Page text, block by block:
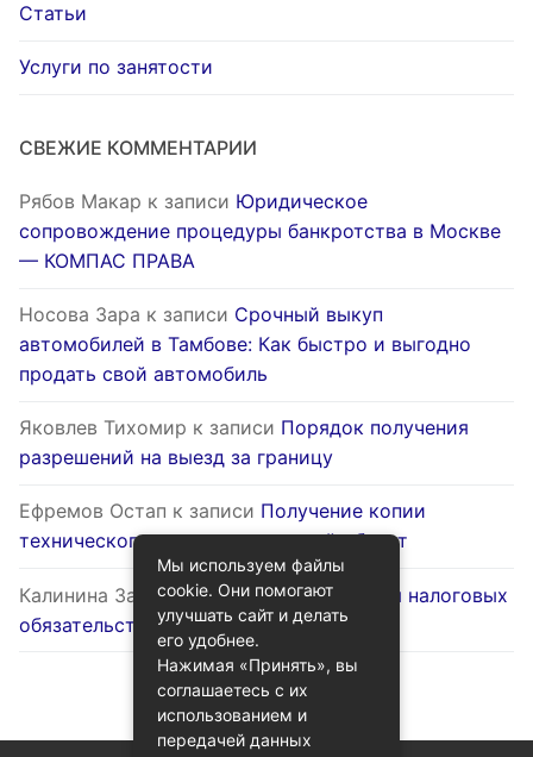
Статьи
Услуги по занятости
СВЕЖИЕ КОММЕНТАРИИ
Рябов Макар к записи Юридическое
сопровождение процедуры банкротства в Москве
— КОМПАС ПРАВА
Носова Зара к записи Срочный выкуп
автомобилей в Тамбове: Как быстро и выгодно
продать свой автомобиль
Яковлев Тихомир к записи Порядок получения
разрешений на выезд за границу
Ефремов Остап к записи Получение копии
технического паспорта на жилой объект
Калинина Залинак записиОптимизация налоговых
обязательств через госуслуги
Мы используем файлы
cookie. Они помогают
улучшать сайт и делать
его удобнее.
Нажимая «Принять», вы
соглашаетесь с их
использованием и
передачей данных